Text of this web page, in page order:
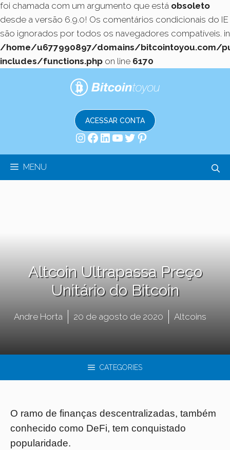
foi chamada com um argumento que está obsoleto
desde a versão 6.9.0! Os comentários condicionais do IE
são ignorados por todos os navegadores compatíveis. in
/home/u677990897/domains/bitcointoyou.com/
includes/functions.php on line 6170
ACESSAR CONTA
Instagram
Facebook
LinkedIn
Youtube
Twitter
Pinterest
MENU
Altcoin Ultrapassa Preço
Unitário do Bitcoin
Andre Horta 20 de agosto de 2020 Altcoins
CATEGORIES
O ramo de finanças descentralizadas, também
conhecido como DeFi, tem conquistado
popularidade.